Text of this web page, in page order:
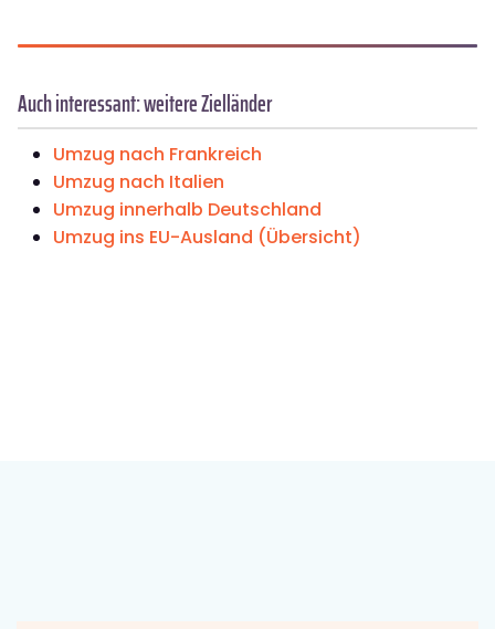
Auch interessant: weitere Zielländer
Umzug nach Frankreich
Umzug nach Italien
Umzug innerhalb Deutschland
Umzug ins EU-Ausland (Übersicht)